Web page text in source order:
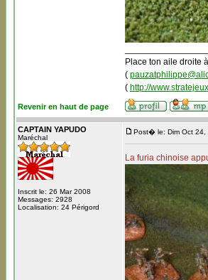
Place ton aile droite
(
( http://
Revenir en haut de page
CAPTAIN YAPUDO
Maréchal
Inscrit le: 26 Mar 2008
Messages: 2928
Localisation: 24 Périgord
Post� le: Dim Oct 24,
La furia chinoise